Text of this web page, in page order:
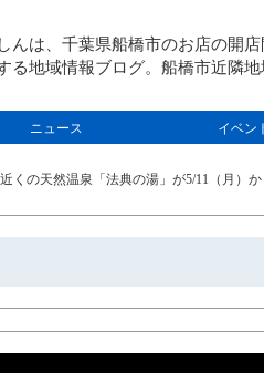
んは、千葉県船橋市のお店の開
る地域情報ブログ。船橋市近隣地
ニュース イベン
くの天然温泉「法典の湯」が5/11（月）